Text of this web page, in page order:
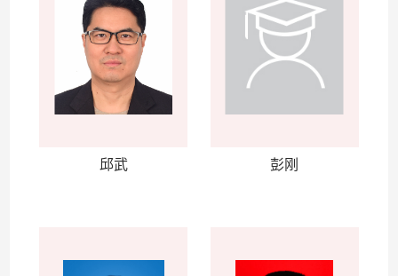
邱武 彭刚